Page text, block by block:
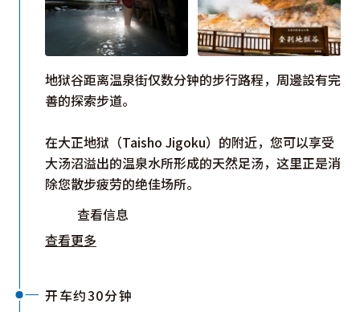
地狱谷距离温泉街仅数分钟的步行路程，周邊設有完
善的探索步道。
在大正地狱（Taisho Jigoku）的附近，您可以享受
大汤沼溢出的温泉水所形成的天然足汤，这里正是消
除您散步疲劳的绝佳场所。
查看信息
查看更多
开车约30分钟